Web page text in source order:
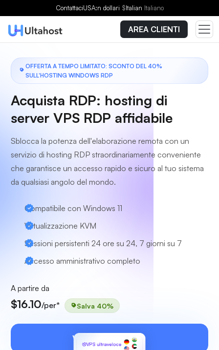
ContattaciUSA:n dollari $Italian Italiano
AREA CLIENTI
OFFERTA A TEMPO LIMITATO: SCONTO DEL 40%
SULL'HOSTING WINDOWS RDP
Acquista RDP: hosting di
server VPS RDP affidabile
Sblocca la potenza dell'elaborazione remota con un
servizio di hosting RDP straordinariamente conveniente
che garantisce un accesso rapido e sicuro al tuo sistema
da qualsiasi angolo del mondo.
Compatibile con Windows 11
Virtualizzazione KVM
Sessioni persistenti 24 ore su 24, 7 giorni su 7
Accesso amministrativo completo
A partire da
$16.10/per* Salva 40%
Visualizza i piani
VPS ultraveloce